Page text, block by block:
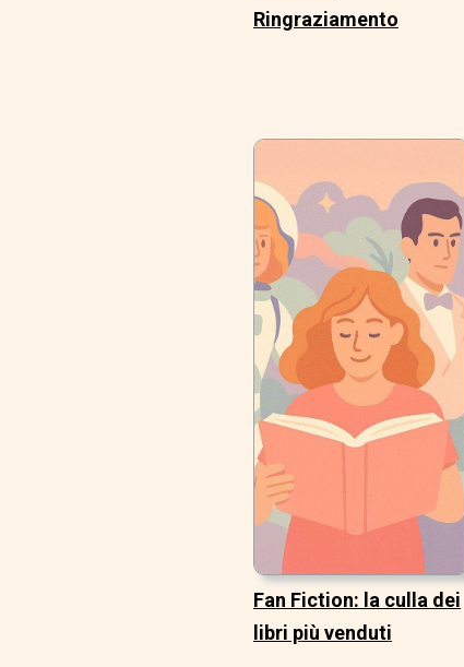
Ringraziamento
Fan Fiction: la culla dei
libri più venduti